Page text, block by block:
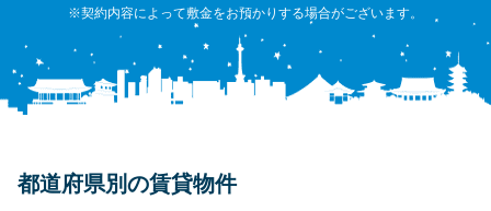
※契約内容によって敷金をお預かりする場合がございます。
都道府県別の賃貸物件